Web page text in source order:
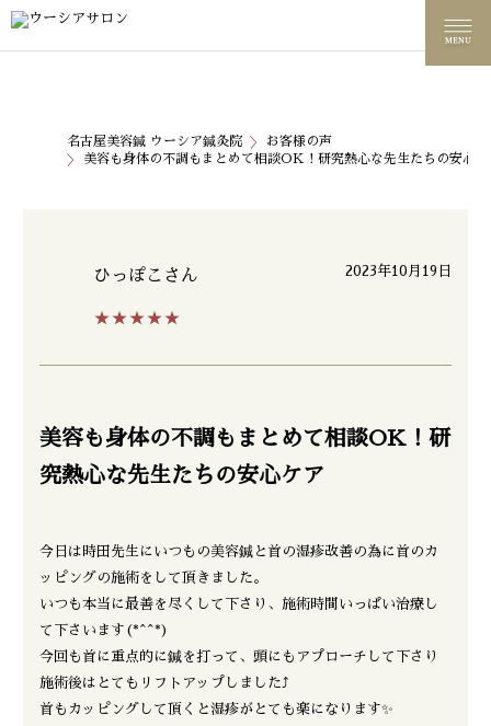
名古屋美容鍼 ウーシア鍼灸院
お客様の声
美容も身体の不調もまとめて相談OK！研究熱心な先生たちの安心ケ
ひっぽこ さん
★★★★★
2023年10月19日
美容も身体の不調もまとめて相談OK！研
究熱心な先生たちの安心ケア
今日は時田先生にいつもの美容鍼と首の湿疹改善の為に首のカ
ッピングの施術をして頂きました。
いつも本当に最善を尽くして下さり、施術時間いっぱい治療し
て下さいます(*^^*)
今回も首に重点的に鍼を打って、頭にもアプローチして下さり
施術後はとてもリフトアップしました⤴
首もカッピングして頂くと湿疹がとても楽になります✨